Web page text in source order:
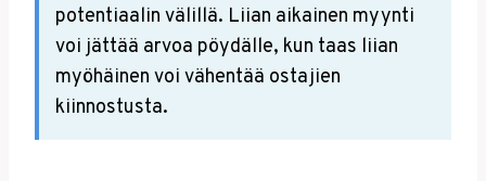
potentiaalin välillä. Liian aikainen myynti
voi jättää arvoa pöydälle, kun taas liian
myöhäinen voi vähentää ostajien
kiinnostusta.